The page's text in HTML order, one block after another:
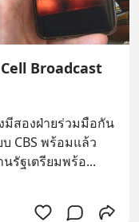
Broadcast
มีสองฝ่ายร่วมมือกัน
CBS พร้อมแล้ว
รัฐเตรียมพร้อ